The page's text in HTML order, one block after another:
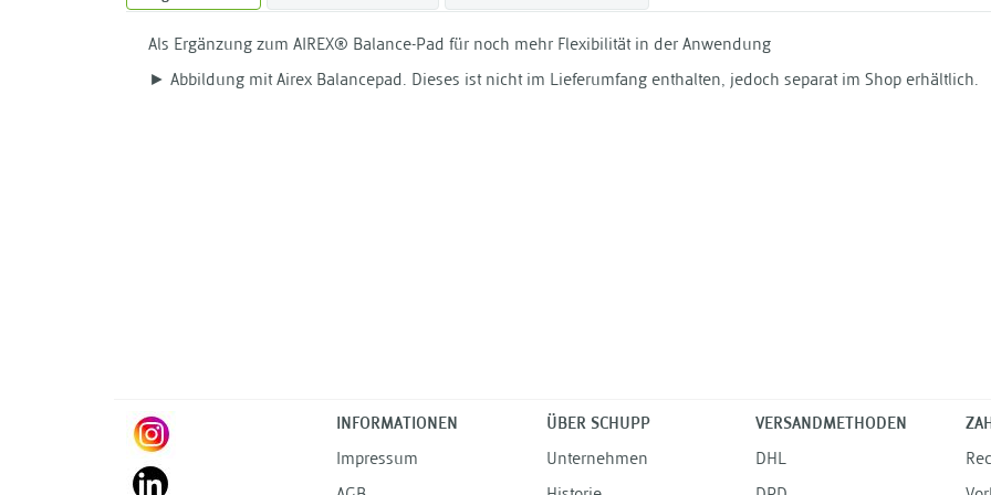
Als Ergänzung zum AIREX® Balance-Pad für noch mehr Flexibilität in der Anwendung
► Abbildung mit Airex Balancepad. Dieses ist nicht im Lieferumfang enthalten, jedoch separat im Shop erhältlich.
INFORMATIONEN
Impressum
ÜBER SCHUPP
Unternehmen
VERSANDMETHODEN
DHL